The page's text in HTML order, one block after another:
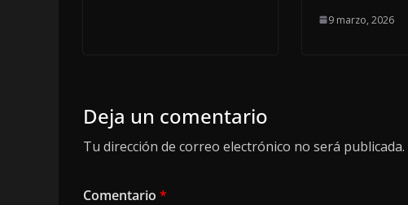
9 marzo, 2026
Deja un comentario
Tu dirección de correo electrónico no será publicada.
Comentario *